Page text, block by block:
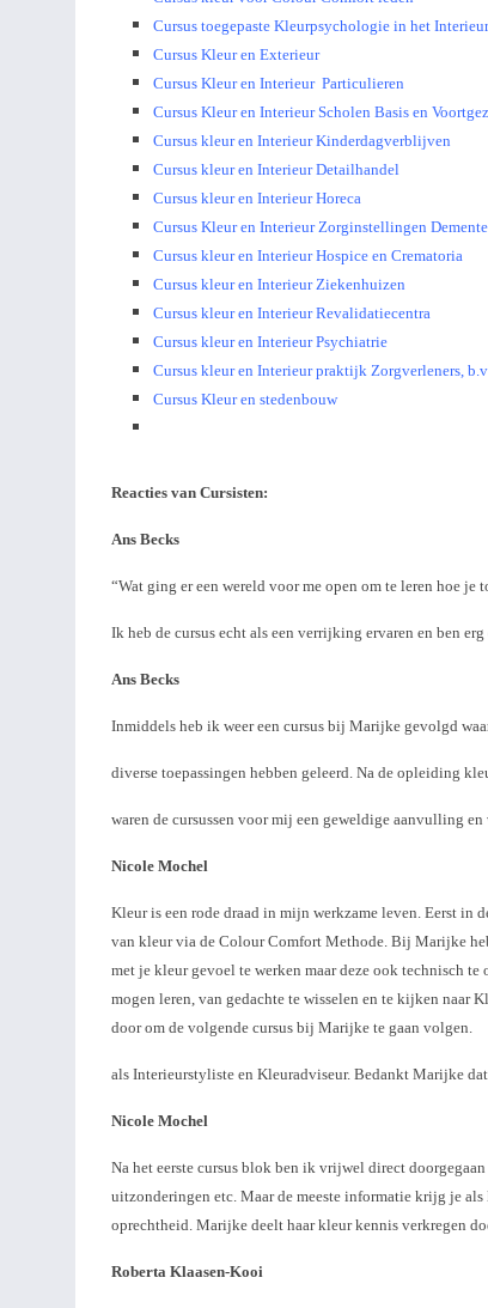
Cursus toegepaste Kleurpsychologie in het Interieur
Cursus Kleur en Exterieur
Cursus Kleur en Interieur Particulieren
Cursus Kleur en Interieur Scholen Basis en
Cursus kleur en Interieur Kinderdagverblijven
Cursus kleur en Interieur Detailhandel
Cursus kleur en Interieur Horeca
Cursus Kleur en Interieur Zorginstellingen
Cursus kleur en Interieur Hospice en Crematoria
Cursus kleur en Interieur Ziekenhuizen
Cursus kleur en Interieur Revalidatiecentra
Cursus kleur en Interieur Psychiatrie
Cursus kleur en Interieur praktijk Zorgverleners,
Cursus Kleur en stedenbouw
Reacties van Cursisten:
Ans Becks
“Wat ging er een wereld voor me open om te leren hoe
Ik heb de cursus echt als een verrijking ervaren en ben
Ans Becks
Inmiddels heb ik weer een cursus bij Marijke gevolgd
diverse toepassingen hebben geleerd. Na de opleiding
waren de cursussen voor mij een geweldige aanvulling
Nicole Mochel
Kleur is een rode draad in mijn werkzame leven. Eerst
van kleur via de Colour Comfort Methode. Bij Marijke
met je kleur gevoel te werken maar deze ook technisch
mogen leren, van gedachte te wisselen en te kijken naar
door om de volgende cursus bij Marijke te gaan volgen.
als Interieurstyliste en Kleuradviseur. Bedankt Marijke
Nicole Mochel
Na het eerste cursus blok ben ik vrijwel direct
uitzonderingen etc. Maar de meeste informatie krijg je
oprechtheid. Marijke deelt haar kleur kennis verkregen
Roberta Klaasen-Kooi